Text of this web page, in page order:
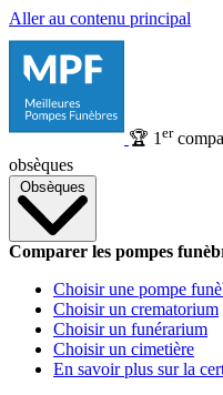
Aller au contenu principal
🏆 1 er
obsèques
Obsèques
Comparer les pompes
Choisir une pompe
Choisir un crematorium
Choisir un funérarium
Choisir un cimetière
En savoir plus sur la